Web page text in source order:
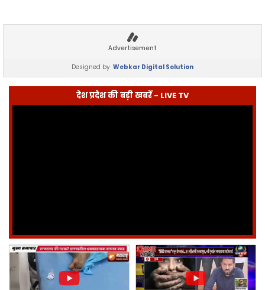
Advertisement
Designed by Webkar Digital Solution
देश प्रदेश की बड़ी खबरें - LIVE TV